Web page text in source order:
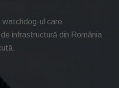
ul care
infrastructură din România